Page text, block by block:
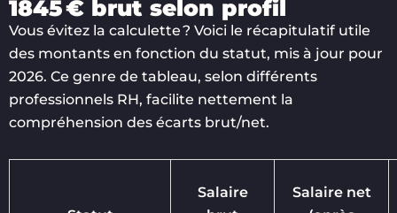
1845 € brut selon profil
Vous évitez la calculette ? Voici le récapitulatif utile
des montants en fonction du statut, mis à jour pour
2026. Ce genre de tableau, selon différents
professionnels RH, facilite nettement la
compréhension des écarts brut/net.
Salaire
Salaire net